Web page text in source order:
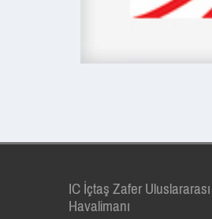
IC İçtaş Zafer Uluslararası
Havalimanı